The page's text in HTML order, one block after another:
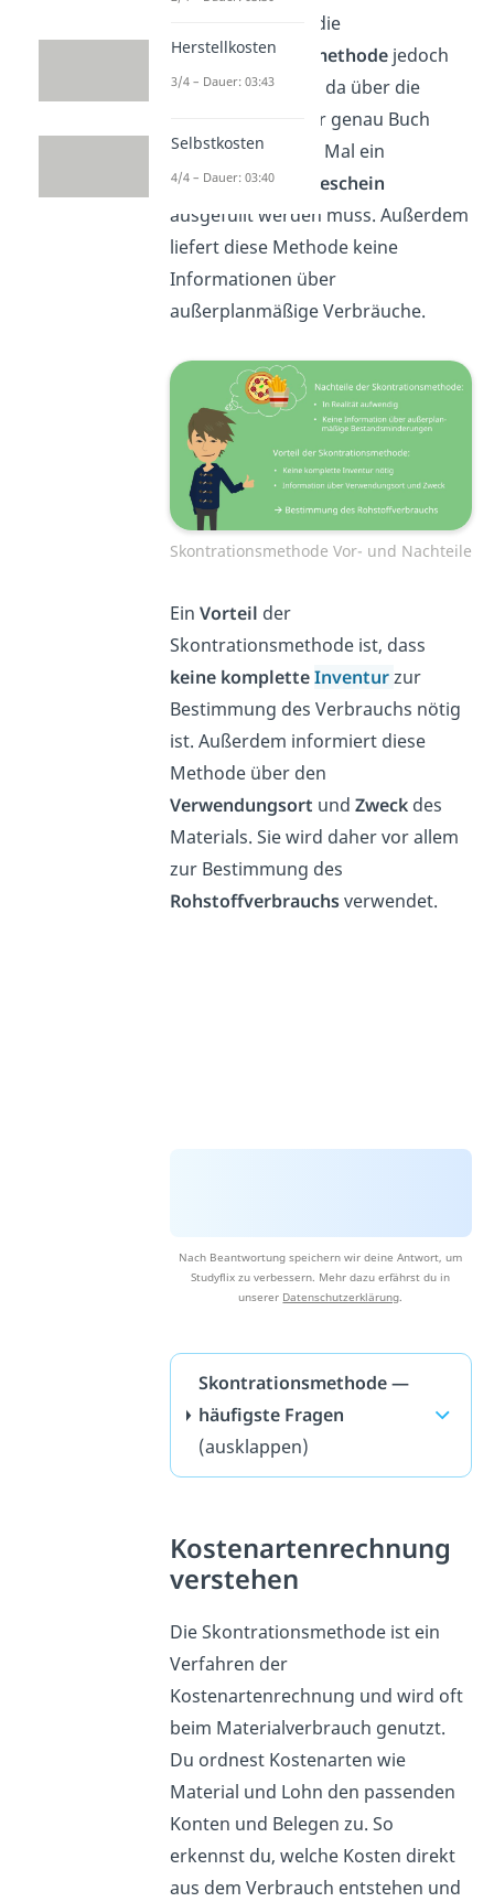
In der Realität ist die
Fortschreibungsmethodejedoch
relativaufwendig,
da über die
Entnahmen immer genau Buch
geführt und jedes Mal ein
Materialentnahmeschein
ausgefüllt werden muss. Außerdem
liefert diese Methode keine
Informationen über
außerplanmäßige Verbräuche.
Skontrationsmethode Vor- und Nachteile
Ein Vorteil der
Skontrationsmethode ist, dass
keine kompletteInventurzur
Bestimmung des Verbrauchs nötig
ist. Außerdem informiert diese
Methode über den
Verwendungsort und Zweckdes
Materials. Sie wird daher vor allem
zur Bestimmung des
Rohstoffverbrauchsverwendet.
Nach Beantwortung speichern wir deine Antwort, um
Studyflix zu verbessern. Mehr dazu erfährst du in
unserer Datenschutzerklärung.
Skontrationsmethode —
häufigste Fragen
(ausklappen)
Kostenartenrechnung
verstehen
Die Skontrationsmethode ist ein
Verfahren der
Kostenartenrechnung und wird oft
beim Materialverbrauch genutzt.
Du ordnest Kostenarten wie
Material und Lohn den passenden
Konten und Belegen zu. So
erkennst du, welche Kosten direkt
aus dem Verbrauch entstehen und
Herstellkosten
3/4 – Dauer: 03:43
Selbstkosten
4/4 – Dauer: 03:40